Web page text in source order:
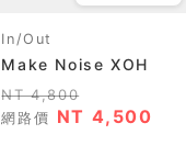
In/Out
Make Noise XOH
NT 4,800
網路價 NT 4,500